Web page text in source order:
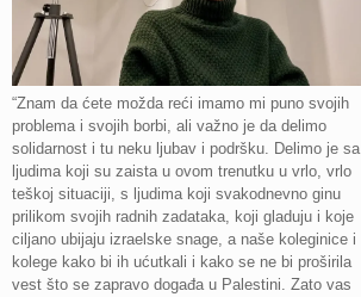
“Znam da ćete možda reći imamo mi puno svojih
problema i svojih borbi, ali važno je da delimo
solidarnost i tu neku ljubav i podršku. Delimo je sa
ljudima koji su zaista u ovom trenutku u vrlo, vrlo
teškoj situaciji, s ljudima koji svakodnevno ginu
prilikom svojih radnih zadataka, koji gladuju i koje
ciljano ubijaju izraelske snage, a naše koleginice i
kolege kako bi ih ućutkali i kako se ne bi proširila
vest što se zapravo događa u Palestini. Zato vas